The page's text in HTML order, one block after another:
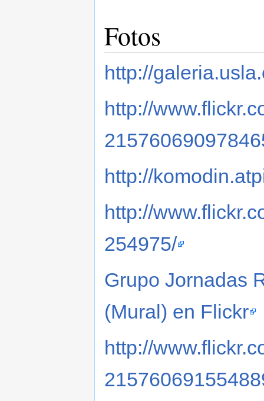
Fotos
http://
http://
http://
http://
254975/
Grupo Jornadas
(Mural) en Flickr
http://